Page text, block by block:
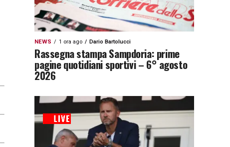
NEWS 1 ora ago Dario Bartolucci
Rassegna stampa Sampdoria: prime
pagine quotidiani sportivi – 6° agosto
2026